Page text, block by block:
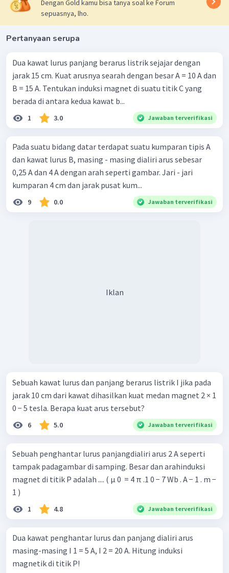
Dengan Gold kamu bisa tanya soal ke Forum
sepuasnya, lho.
Pertanyaan serupa
Dua kawat lurus panjang berarus listrik sejajar dengan
jarak 15 cm. Kuat arusnya searah dengan besar A = 10 A dan
B = 15 A. Tentukan induksi magnet di suatu titik C yang
berada di antara kedua kawat b...
1 3.0 Jawaban terverifikasi
Pada suatu bidang datar terdapat suatu kumparan tipis A
dan kawat lurus B, masing - masing dialiri arus sebesar
0,25 A dan 4 A dengan arah seperti gambar. Jari - jari
kumparan 4 cm dan jarak pusat kum...
9 0.0 Jawaban terverifikasi
Iklan
Sebuah kawat lurus dan panjang berarus listrik I jika pada
jarak 10 cm dari kawat dihasilkan kuat medan magnet 2 × 1
0 − 5 tesla. Berapa kuat arus tersebut?
6 5.0 Jawaban terverifikasi
Sebuah penghantar lurus panjangdialiri arus 2 A seperti
tampak padagambar di samping. Besar dan arahinduksi
magnet di titik P adalah .... ( μ 0 ​ = 4 π .1 0 − 7 Wb . A − 1 . m −
1 )
1 4.8 Jawaban terverifikasi
Dua kawat penghantar lurus dan panjang dialiri arus
masing-masing I 1 = 5 A, I 2 = 20 A. Hitung induksi
magnetik di titik P!